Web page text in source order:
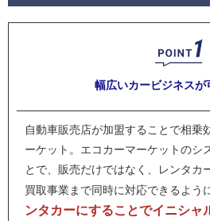
幅広いカービジネスが
自動車販売店が加盟することで相乗
ーケット。エコカーマーケットのシ
とで、販売だけではなく、レンタカ
買取事業まで同時に対応できるよう
ンタカーにすることでイニシャ